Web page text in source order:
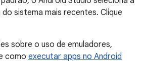
do sistema mais recentes. Clique
sobre o uso de emuladores,
como executar apps no Android